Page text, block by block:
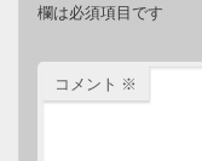
欄は必須項目です
コメント ※